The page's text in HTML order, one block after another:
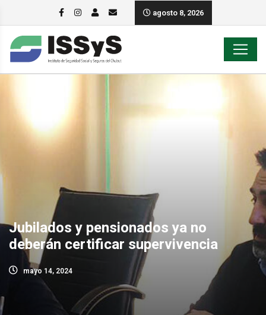
agosto 8, 2026
Jubilados y pensionados ya no
deberán certificar supervivencia
mayo 14, 2024